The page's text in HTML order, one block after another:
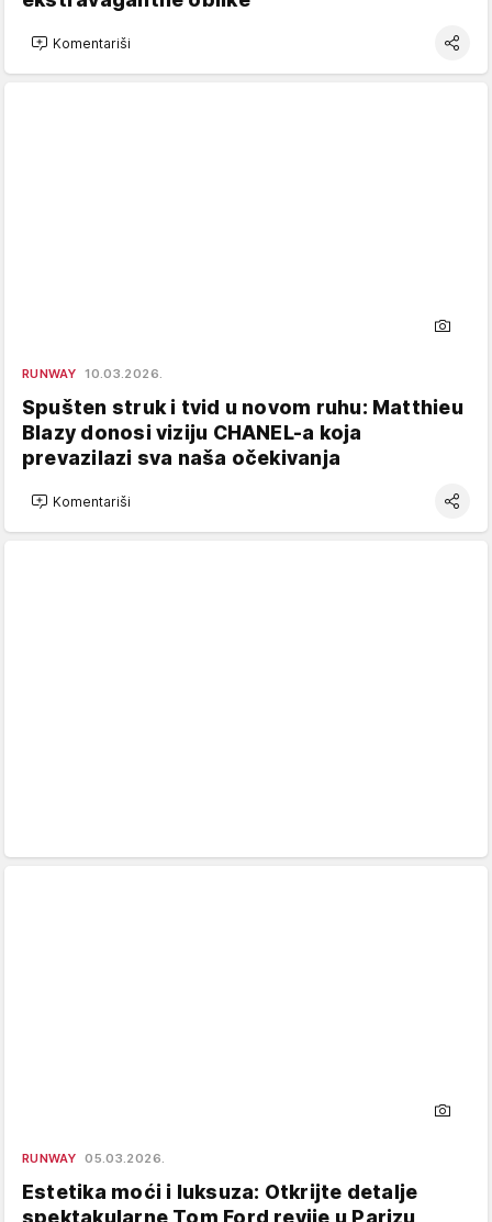
Komentariši
RUNWAY 10.03.2026.
Spušten struk i tvid u novom ruhu: Matthieu
Blazy donosi viziju CHANEL-a koja
prevazilazi sva naša očekivanja
Komentariši
RUNWAY 05.03.2026.
Estetika moći i luksuza: Otkrijte detalje
spektakularne Tom Ford revije u Parizu